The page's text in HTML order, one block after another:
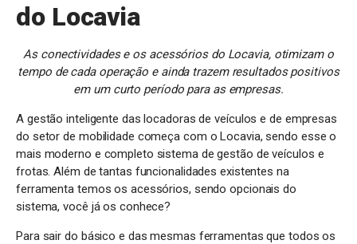
do Locavia
As conectividades e os acessórios do Locavia, otimizam o
tempo de cada operação e ainda trazem resultados positivos
em um curto período para as empresas.
A gestão inteligente das locadoras de veículos e de empresas
do setor de mobilidade começa com o Locavia, sendo esse o
mais moderno e completo sistema de gestão de veículos e
frotas. Além de tantas funcionalidades existentes na
ferramenta temos os acessórios, sendo opcionais do
sistema, você já os conhece?
Para sair do básico e das mesmas ferramentas que todos os